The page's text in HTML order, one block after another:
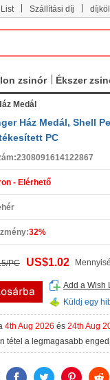
Szállítási díj
zsinór Ékszer
Medál
Ház Medál, Shell
PC
2308091614122867
- Elérhető
32%
PC US$1.02
Add a Wish
Küldj egy
4th Aug 2026 és 24th Aug
tétel a legmagasabb